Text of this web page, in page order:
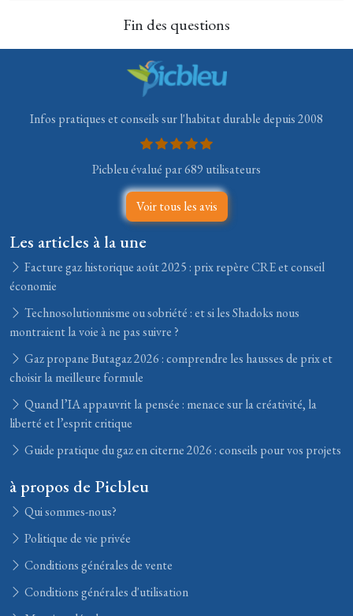
Fin des questions
Infos pratiques et conseils sur l'habitat durable depuis 2008
Picbleu évalué par 689 utilisateurs
Voir tous les avis
Les articles à la une
Facture gaz historique août 2025 : prix repère CRE et conseil
économie
Technosolutionnisme ou sobriété : et si les Shadoks nous
montraient la voie à ne pas suivre ?
Gaz propane Butagaz 2026 : comprendre les hausses de prix et
choisir la meilleure formule
Quand l’IA appauvrit la pensée : menace sur la créativité, la
liberté et l’esprit critique
Guide pratique du gaz en citerne 2026 : conseils pour vos projets
à propos de Picbleu
Qui sommes-nous?
Politique de vie privée
Conditions générales de vente
Conditions générales d'utilisation